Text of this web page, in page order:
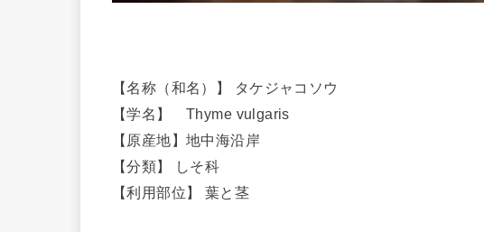
【名称（和名）】 タケジャコソウ
【学名】 Thyme vulgaris
【原産地】地中海沿岸
【分類】 しそ科
【利用部位】 葉と茎